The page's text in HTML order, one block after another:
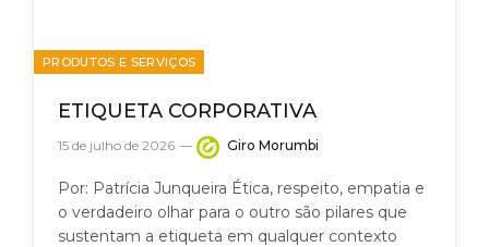
PRODUTOS E SERVIÇOS
ETIQUETA CORPORATIVA
15 de julho de 2026 Giro Morumbi
Por: Patrícia Junqueira Ética, respeito, empatia e
o verdadeiro olhar para o outro são pilares que
sustentam a etiqueta em qualquer contexto